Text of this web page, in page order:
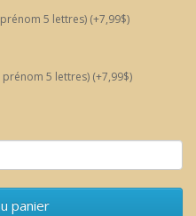
5 lettres) (+7,99$)
5 lettres) (+7,99$)
panier